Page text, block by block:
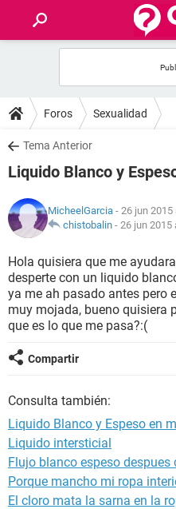
FOROS
SALUD
FAMILIA
NUTRICIÓN
BIENESTAR
SEXUALIDAD
GLOSARIO
Foros Sexualidad
Tema Anterior
Liquido Blanco y
MicheelGarcia - 26 jun 2015
chistobalin - 26 jun 2015
Hola quisiera que me
desperte con un liquido
ya me ah pasado antes pero
muy mojada, bueno quisiera
que es lo que me pasa?:(
Compartir
Consulta también:
Liquido Blanco y Espeso en
Liquido intersticial
Flujo blanco espeso despues
Porque mancho mi ropa
El cloro mata la sarna en la